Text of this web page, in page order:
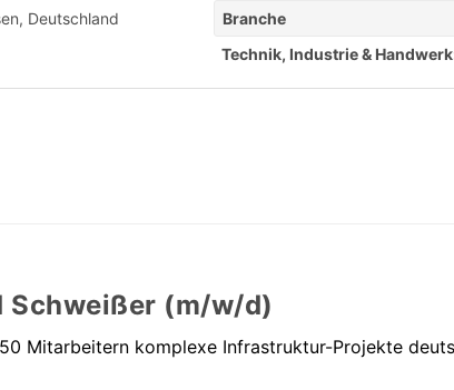
Deutschland
Branche
Technik, Industrie &
Schweißer (m/w/d)
Mitarbeitern komplexe Infrastruktur-Projekte